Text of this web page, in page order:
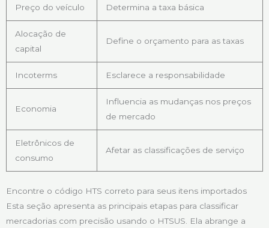
Preço do veículo Determina a taxa básica
Alocação de
capital
Define o orçamento para as taxas
Incoterms Esclarece a responsabilidade
Economia
Influencia as mudanças nos preços
de mercado
Eletrônicos de
consumo
Afetar as classificações de serviço
Encontre o código HTS correto para seus itens importados
Esta seção apresenta as principais etapas para classificar
mercadorias com precisão usando o HTSUS. Ela abrange a